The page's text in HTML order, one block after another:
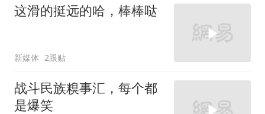
这滑的挺远的哈，棒棒哒
新媒体 2跟贴
战斗民族糗事汇，每个都
是爆笑